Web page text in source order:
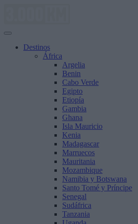
Destinos
África
Argelia
Benin
Cabo Verde
Egipto
Etiopía
Gambia
Ghana
Isla Mauricio
Kenia
Madagascar
Marruecos
Mauritania
Mozambique
Namibia y Botswana
Santo Tomé y Príncipe
Senegal
Sudáfrica
Tanzania